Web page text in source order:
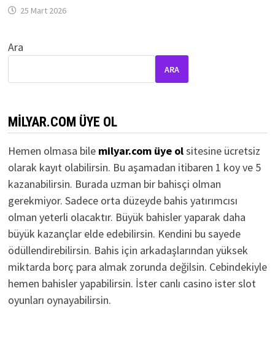
25 Mart 2026
Ara
ARA
MILYAR.COM ÜYE OL
Hemen olmasa bile milyar.com üye olsitesine ücretsiz
olarak kayıt olabilirsin. Bu aşamadan itibaren 1 koy ve 5
kazanabilirsin. Burada uzman bir bahisçi olman
gerekmiyor. Sadece orta düzeyde bahis yatırımcısı
olman yeterli olacaktır. Büyük bahisler yaparak daha
büyük kazançlar elde edebilirsin. Kendini bu sayede
ödüllendirebilirsin. Bahis için arkadaşlarından yüksek
miktarda borç para almak zorunda değilsin. Cebindekiyle
hemen bahisler yapabilirsin. İster canlı casino ister slot
oyunları oynayabilirsin.